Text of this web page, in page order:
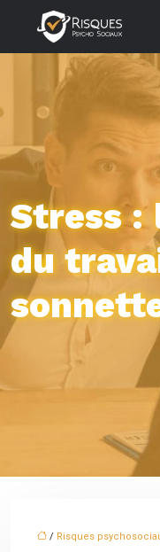
Stress :
du
/ Risques